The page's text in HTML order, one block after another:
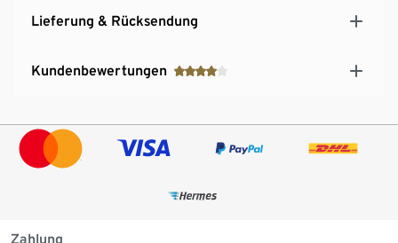
Lieferung & Rücksendung
Kundenbewertungen
Zahlung